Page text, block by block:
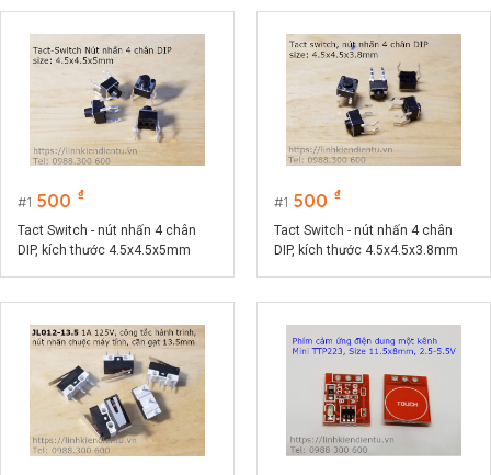
1 500 ₫
Tact Switch - nút nhấn 4 chân
DIP, kích thước 4.5x4.5x5mm
1 500 ₫
Tact Switch - nút nhấn 4 chân
DIP, kích thước 4.5x4.5x3.8mm